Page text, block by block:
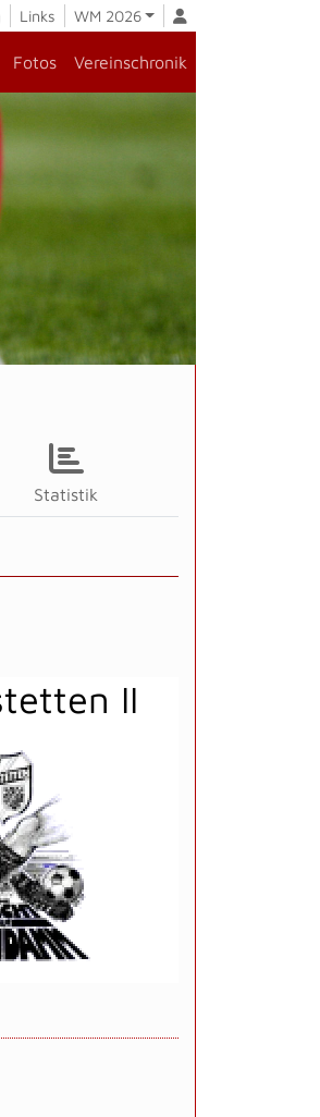
Links WM 2026
Fotos Vereinschronik
Statistik
II